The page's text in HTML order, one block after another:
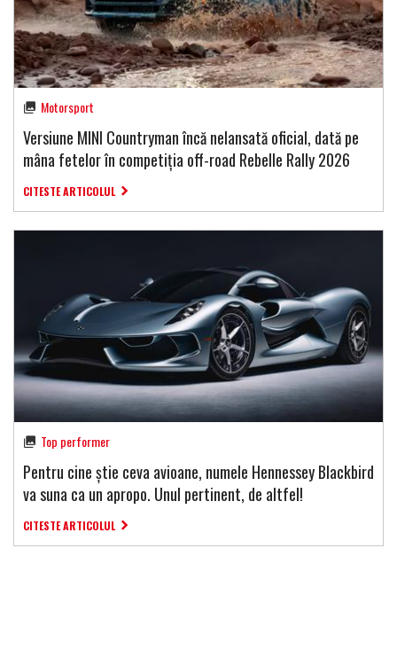
Motorsport
Versiune MINI Countryman încă nelansată oficial, dată pe
mâna fetelor în competiția off-road Rebelle Rally 2026
CITESTE ARTICOLUL
Top performer
Pentru cine știe ceva avioane, numele Hennessey Blackbird
va suna ca un apropo. Unul pertinent, de altfel!
CITESTE ARTICOLUL